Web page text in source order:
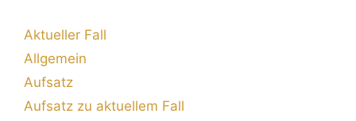
Aktueller Fall
Allgemein
Aufsatz
Aufsatz zu aktuellem Fall